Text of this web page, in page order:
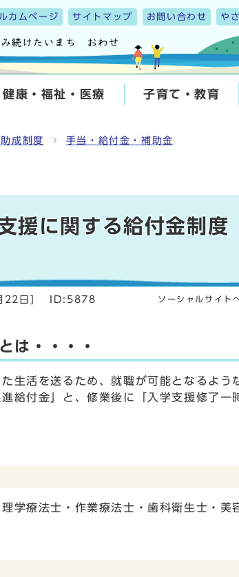
カムページ サイトマップ お問い合わせ や
健康・福祉・医療 子育て・教育
成制度 手当・給付金・補助金
援に関する給付金制度
22日 ID:5878 ソーシャルサイト
は・・・・
生活を送るため、就職が可能となるよ
給付金」と、修業後に「入学支援修了
学療法士・作業療法士・歯科衛生士・美